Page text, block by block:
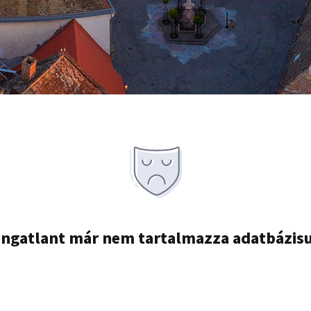
már nem tartalmazza